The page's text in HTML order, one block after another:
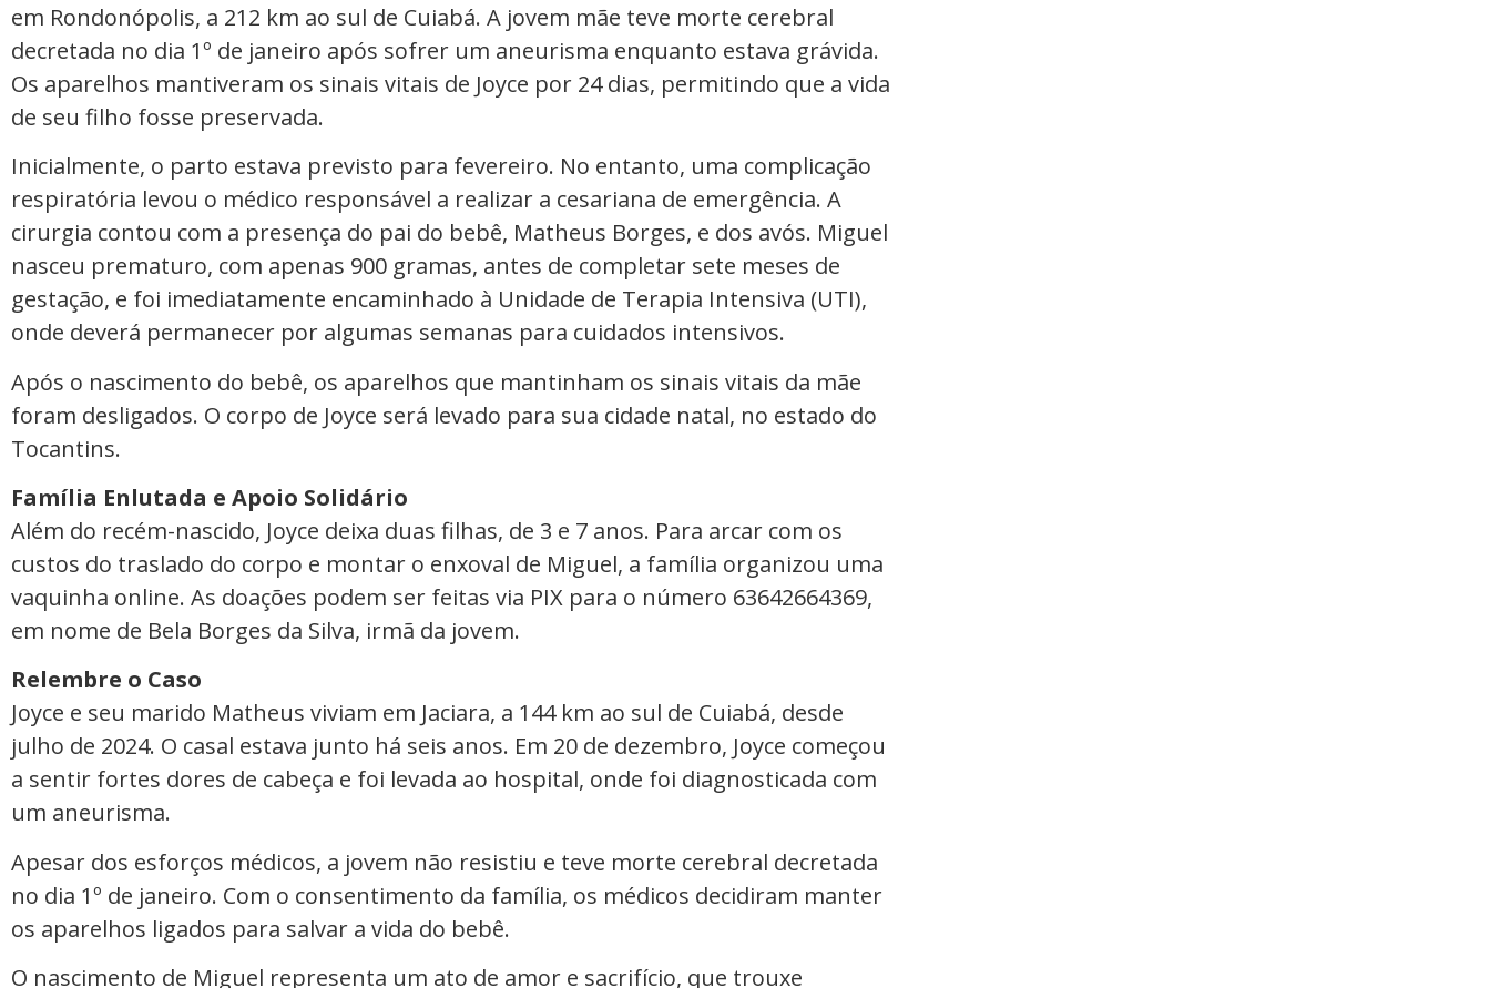
em Rondonópolis, a 212 km ao sul de Cuiabá. A jovem mãe teve morte cerebral
decretada no dia 1º de janeiro após sofrer um aneurisma enquanto estava grávida.
Os aparelhos mantiveram os sinais vitais de Joyce por 24 dias, permitindo que a vida
de seu filho fosse preservada.
Inicialmente, o parto estava previsto para fevereiro. No entanto, uma complicação
respiratória levou o médico responsável a realizar a cesariana de emergência. A
cirurgia contou com a presença do pai do bebê, Matheus Borges, e dos avós. Miguel
nasceu prematuro, com apenas 900 gramas, antes de completar sete meses de
gestação, e foi imediatamente encaminhado à Unidade de Terapia Intensiva (UTI),
onde deverá permanecer por algumas semanas para cuidados intensivos.
Após o nascimento do bebê, os aparelhos que mantinham os sinais vitais da mãe
foram desligados. O corpo de Joyce será levado para sua cidade natal, no estado do
Tocantins.
Família Enlutada e Apoio Solidário
Além do recém-nascido, Joyce deixa duas filhas, de 3 e 7 anos. Para arcar com os
custos do traslado do corpo e montar o enxoval de Miguel, a família organizou uma
vaquinha online. As doações podem ser feitas via PIX para o número 63642664369,
em nome de Bela Borges da Silva, irmã da jovem.
Relembre o Caso
Joyce e seu marido Matheus viviam em Jaciara, a 144 km ao sul de Cuiabá, desde
julho de 2024. O casal estava junto há seis anos. Em 20 de dezembro, Joyce começou
a sentir fortes dores de cabeça e foi levada ao hospital, onde foi diagnosticada com
um aneurisma.
Apesar dos esforços médicos, a jovem não resistiu e teve morte cerebral decretada
no dia 1º de janeiro. Com o consentimento da família, os médicos decidiram manter
os aparelhos ligados para salvar a vida do bebê.
O nascimento de Miguel representa um ato de amor e sacrifício, que trouxe